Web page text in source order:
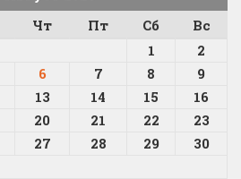
Чт Пт Сб
Вс
1
2
6 7 8
9
13 14 15
16
20 21 22
23
27 28 29
30